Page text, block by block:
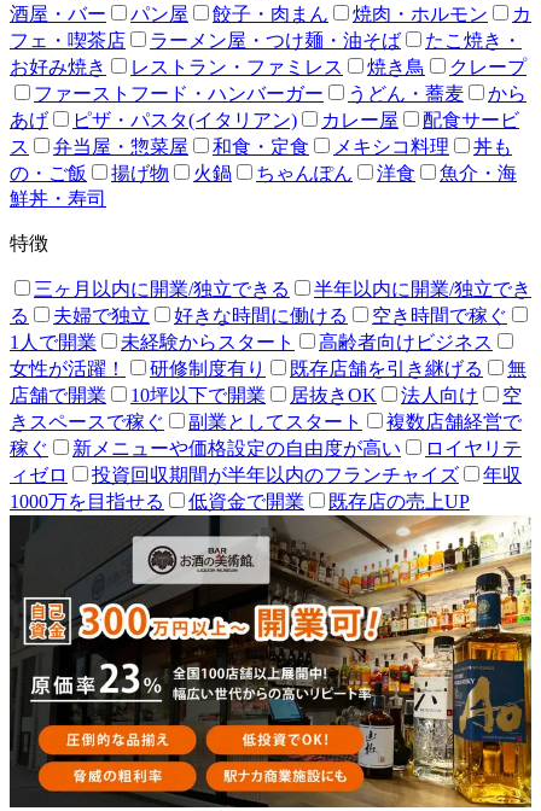
酒屋・バー
パン屋 餃子・肉まん 焼肉・ホルモン
カ
フェ・喫茶店
ラーメン屋・つけ麺・油そば
たこ焼き・
お好み焼き
レストラン・ファミレス 焼き鳥
クレープ
ファーストフード・ハンバーガー
うどん・蕎麦
から
あげ
ピザ・パスタ(イタリアン) カレー屋
配食サービ
ス
弁当屋・惣菜屋 和食・定食 メキシコ料理
丼も
の・ご飯
揚げ物 火鍋 ちゃんぽん 洋食
魚介・海
鮮丼・寿司
特徴
三ヶ月以内に開業/独立できる
半年以内に開業/独立でき
る
夫婦で独立 好きな時間に働ける
空き時間で稼ぐ
1人で開業
未経験からスタート
高齢者向けビジネス
女性が活躍！
研修制度有り 既存店舗を引き継げる
無
店舗で開業
10坪以下で開業 居抜きOK 法人向け
空
きスペースで稼ぐ
副業としてスタート
複数店舗経営で
稼ぐ
新メニューや価格設定の自由度が高い
ロイヤリテ
ィゼロ
投資回収期間が半年以内のフランチャイズ
年収
1000万を目指せる
低資金で開業 既存店の売上UP